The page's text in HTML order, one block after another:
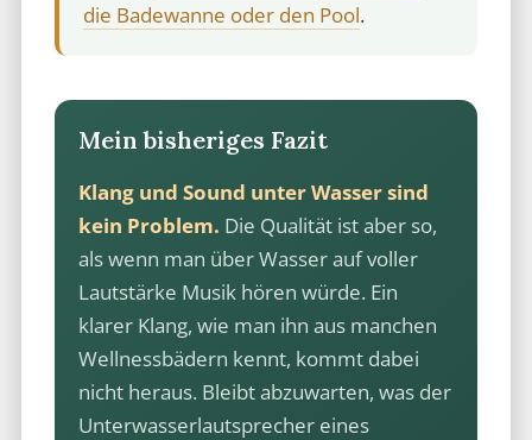
die Badewanne oder den Pool.
Mein bisheriges Fazit
Klang und Sound unter Wasser sind
kein Problem. Die Qualität ist aber so,
als wenn man über Wasser auf voller
Lautstärke Musik hören würde. Ein
klarer Klang, wie man ihn aus manchen
Wellnessbädern kennt, kommt dabei
nicht heraus. Bleibt abzuwarten, was der
Unterwasserlautsprecher eines